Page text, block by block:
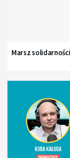
Marsz